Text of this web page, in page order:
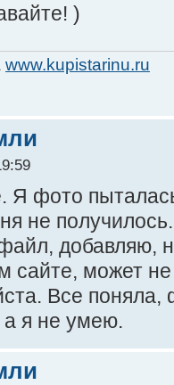
)
www.kupistarinu.ru
Я фото
не
добавляю,
сайте, может
Все
а я не умею.